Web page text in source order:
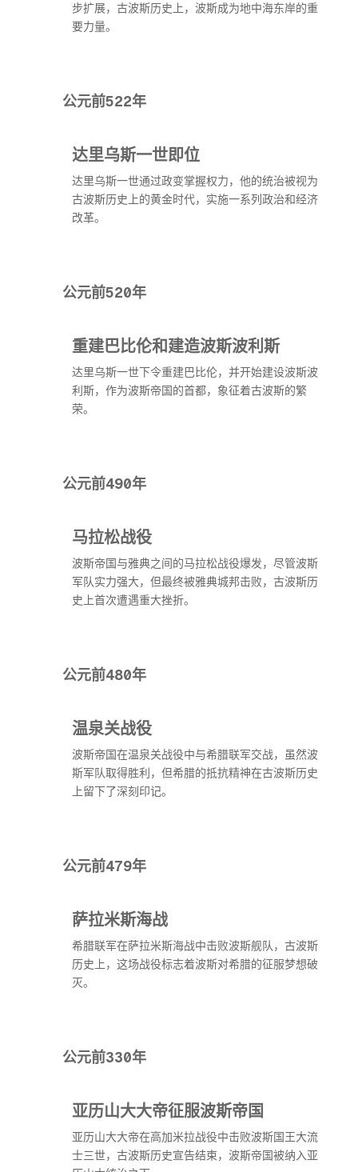
步扩展，古波斯历史上，波斯成为地中海东岸的重
要力量。
公元前522年
达里乌斯一世即位
达里乌斯一世通过政变掌握权力，他的统治被视为
古波斯历史上的黄金时代，实施一系列政治和经济
改革。
公元前520年
重建巴比伦和建造波斯波利斯
达里乌斯一世下令重建巴比伦，并开始建设波斯波
利斯，作为波斯帝国的首都，象征着古波斯的繁
荣。
公元前490年
马拉松战役
波斯帝国与雅典之间的马拉松战役爆发，尽管波斯
军队实力强大，但最终被雅典城邦击败，古波斯历
史上首次遭遇重大挫折。
公元前480年
温泉关战役
波斯帝国在温泉关战役中与希腊联军交战，虽然波
斯军队取得胜利，但希腊的抵抗精神在古波斯历史
上留下了深刻印记。
公元前479年
萨拉米斯海战
希腊联军在萨拉米斯海战中击败波斯舰队，古波斯
历史上，这场战役标志着波斯对希腊的征服梦想破
灭。
公元前330年
亚历山大大帝征服波斯帝国
亚历山大大帝在高加米拉战役中击败波斯国王大流
士三世，古波斯历史宣告结束，波斯帝国被纳入亚